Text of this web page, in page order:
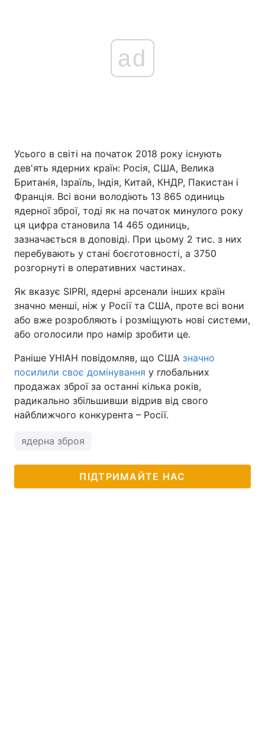
ad
Усього в світі на початок 2018 року існують
дев'ять ядерних країн: Росія, США, Велика
Британія, Ізраїль, Індія, Китай, КНДР, Пакистан і
Франція. Всі вони володіють 13 865 одиниць
ядерної зброї, тоді як на початок минулого року
ця цифра становила 14 465 одиниць,
зазначається в доповіді. При цьому 2 тис. з них
перебувають у стані боєготовності, а 3750
розгорнуті в оперативних частинах.
Як вказує SIPRI, ядерні арсенали інших країн
значно менші, ніж у Росії та США, проте всі вони
або вже розробляють і розміщують нові системи,
або оголосили про намір зробити це.
Раніше УНІАН повідомляв, що США значно
посилили своє домінування у глобальних
продажах зброї за останні кілька років,
радикально збільшивши відрив від свого
найближчого конкурента – Росії.
ядерна зброя
ПІДТРИМАЙТЕ НАС